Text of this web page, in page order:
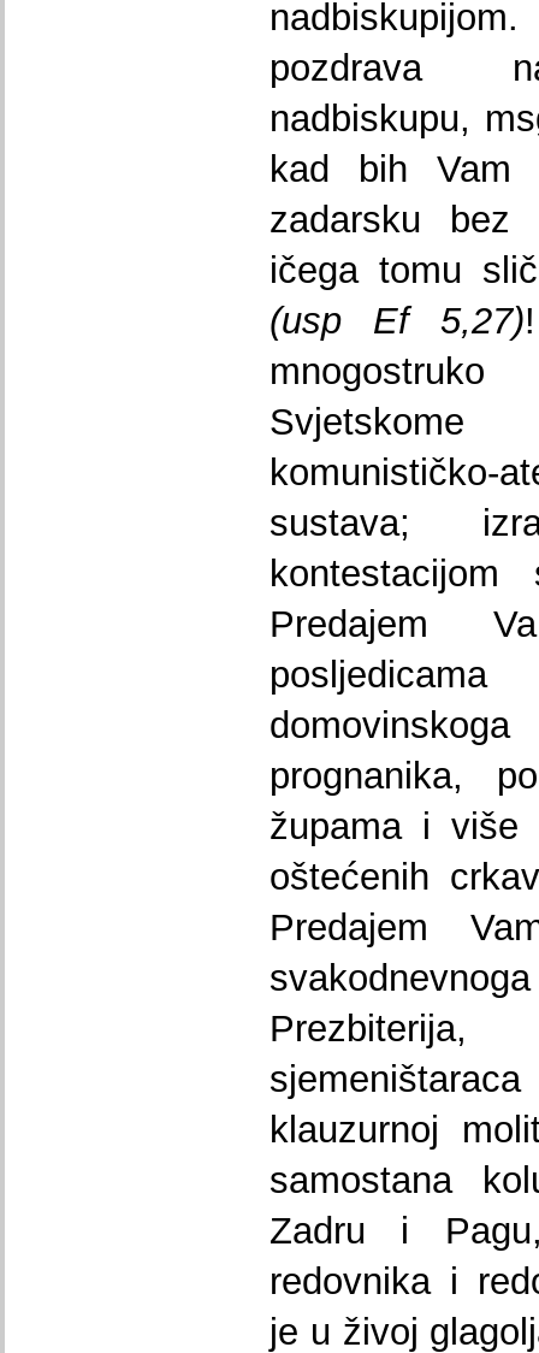
pozdrava
nadbiskupu,
kad bih Vam
zadarsku
ičega tomu
(usp Ef 5,27)
komunističko-
sustava;
kontestacijom
Predajem
prognanika,
župama i više
oštećenih
Predajem
klauzurnoj
samostana
Zadru i
redovnika i
je u živoj